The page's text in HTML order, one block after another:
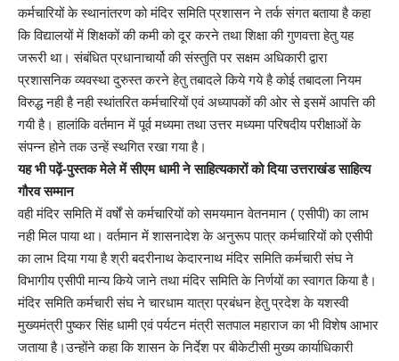
कर्मचारियों के स्थानांतरण को मंदिर समिति प्रशासन ने तर्क संगत बताया है कहा
कि विद्यालयों में शिक्षकों की कमी को दूर करने तथा शिक्षा की गुणवत्ता हेतु यह
जरूरी था। संबंधित प्रधानाचार्यो की संस्तुति पर सक्षम अधिकारी द्वारा
प्रशासनिक व्यवस्था दुरुस्त करने हेतु तबादले किये गये है कोई तबादला नियम
विरुद्ध नही है नही स्थांतरित कर्मचारियों एवं अध्यापकों की ओर से इसमें आपत्ति की
गयी है। हालांकि वर्तमान में पूर्व मध्यमा तथा उत्तर मध्यमा परिषदीय परीक्षाओं के
संपन्न होने तक उन्हें स्थगित रखा गया है।
यह भी पढ़ें-पुस्तक मेले में सीएम धामी ने साहित्यकारों को दिया उत्तराखंड साहित्य
गौरव सम्मान
वही मंदिर समिति में वर्षों से कर्मचारियों को समयमान वेतनमान ( एसीपी) का लाभ
नही मिल पाया था। वर्तमान में शासनादेश के अनुरूप पात्र कर्मचारियों को एसीपी
का लाभ दिया गया है श्री बदरीनाथ केदारनाथ मंदिर समिति कर्मचारी संघ ने
विभागीय एसीपी मान्य किये जाने तथा मंदिर समिति के निर्णयों का स्वागत किया है।
मंदिर समिति कर्मचारी संघ ने चारधाम यात्रा प्रबंधन हेतु प्रदेश के यशस्वी
मुख्यमंत्री पुष्कर सिंह धामी एवं पर्यटन मंत्री सतपाल महाराज का भी विशेष आभार
जताया है।उन्होंने कहा कि शासन के निर्देश पर बीकेटीसी मुख्य कार्याधिकारी